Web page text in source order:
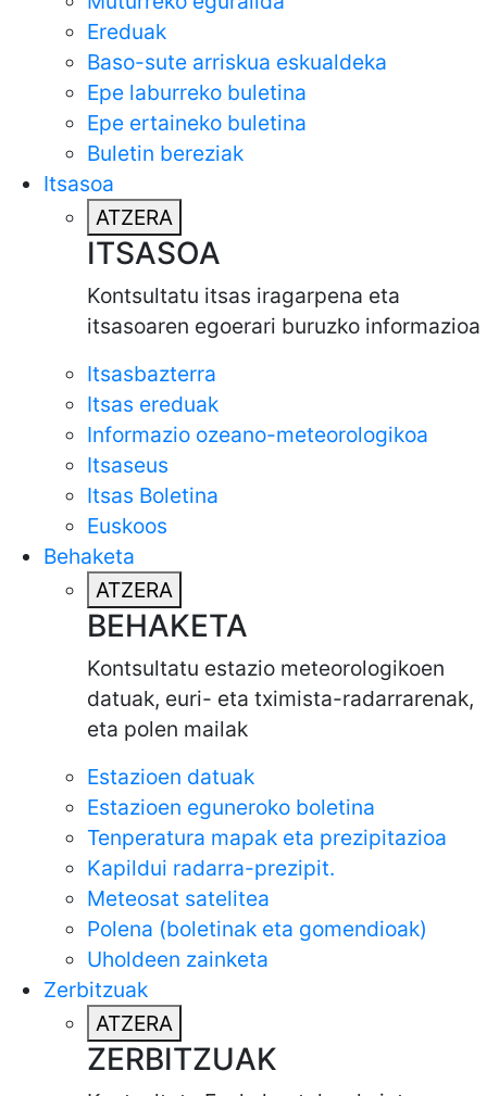
Ereduak
Baso-sute arriskua eskualdeka
Epe laburreko buletina
Epe ertaineko buletina
Buletin bereziak
Itsasoa
ATZERA
ITSASOA
Kontsultatu itsas iragarpena eta
itsasoaren egoerari buruzko informazioa
Itsasbazterra
Itsas ereduak
Informazio ozeano-meteorologikoa
Itsaseus
Itsas Boletina
Euskoos
Behaketa
ATZERA
BEHAKETA
Kontsultatu estazio meteorologikoen
datuak, euri- eta tximista-radarrarenak,
eta polen mailak
Estazioen datuak
Estazioen eguneroko boletina
Tenperatura mapak eta prezipitazioa
Kapildui radarra-prezipit.
Meteosat satelitea
Polena (boletinak eta gomendioak)
Uholdeen zainketa
Zerbitzuak
ATZERA
ZERBITZUAK